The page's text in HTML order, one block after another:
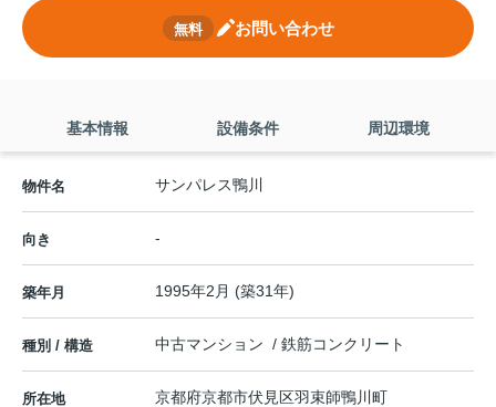
無料 お問い合わせ
基本情報 設備条件 周辺環境
物件名 サンパレス鴨川
向き -
築年月 1995年2月 (築31年)
種別 / 構造 中古マンション / 鉄筋コンクリート
所在地 京都府京都市伏見区羽束師鴨川町